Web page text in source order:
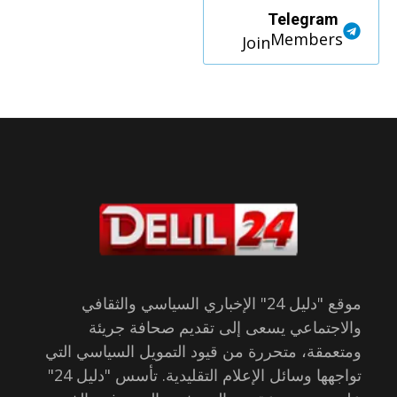
Telegram
Members
Join
موقع "دليل 24" الإخباري السياسي والثقافي
والاجتماعي يسعى إلى تقديم صحافة جريئة
ومتعمقة، متحررة من قيود التمويل السياسي التي
تواجهها وسائل الإعلام التقليدية. تأسس "دليل 24"